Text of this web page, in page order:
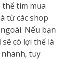
thể tìm mua
từ các shop
Nếu bạn
có lợi thế là
tuy